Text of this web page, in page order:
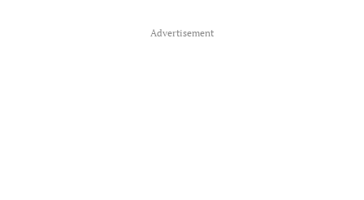
Advertisement